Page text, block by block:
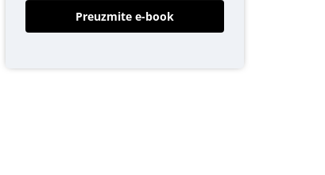
Preuzmite e-book